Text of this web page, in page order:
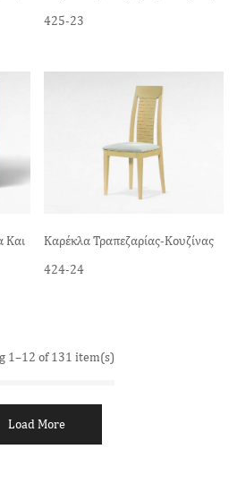
425-23
Και
Καρέκλα Τραπεζαρίας-Κουζίνας
424-24
1–12 of 131 item(s)
Load More